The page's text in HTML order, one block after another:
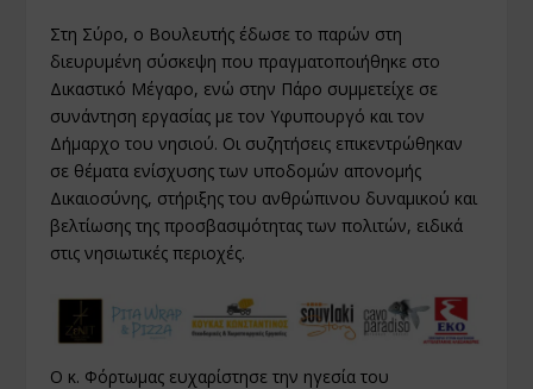
Στη Σύρο, ο Βουλευτής έδωσε το παρών στη
διευρυμένη σύσκεψη που πραγματοποιήθηκε στο
Δικαστικό Μέγαρο, ενώ στην Πάρο συμμετείχε σε
συνάντηση εργασίας με τον Υφυπουργό και τον
Δήμαρχο του νησιού. Οι συζητήσεις επικεντρώθηκαν
σε θέματα ενίσχυσης των υποδομών απονομής
Δικαιοσύνης, στήριξης του ανθρώπινου δυναμικού και
βελτίωσης της προσβασιμότητας των πολιτών, ειδικά
στις νησιωτικές περιοχές.
Ο κ. Φόρτωμας ευχαρίστησε την ηγεσία του